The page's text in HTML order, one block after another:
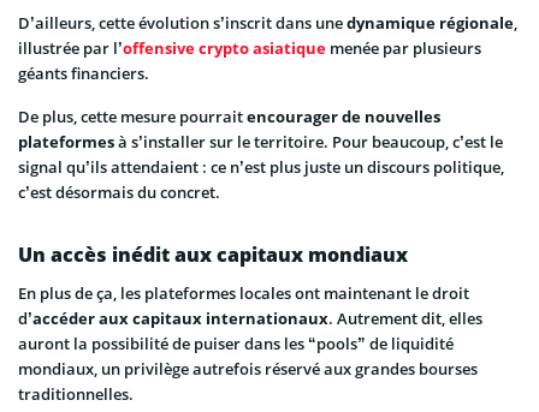
D’ailleurs, cette évolution s’inscrit dans unedynamique régionale,
illustrée par l’offensive crypto asiatique menée par plusieurs
géants financiers.
De plus, cette mesure pourraitencourager de nouvelles
plateformesà s’installer sur le territoire. Pour beaucoup, c’est le
signal qu’ils attendaient : ce n’est plus juste un discours politique,
c’est désormais du concret.
Un accès inédit aux capitaux mondiaux
En plus de ça, les plateformes locales ont maintenant le droit
d’accéder aux capitaux internationaux. Autrement dit, elles
auront la possibilité de puiser dans les “pools” de liquidité
mondiaux, un privilège autrefois réservé aux grandes bourses
traditionnelles.